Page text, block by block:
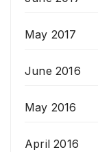
May 2017
June 2016
May 2016
April 2016